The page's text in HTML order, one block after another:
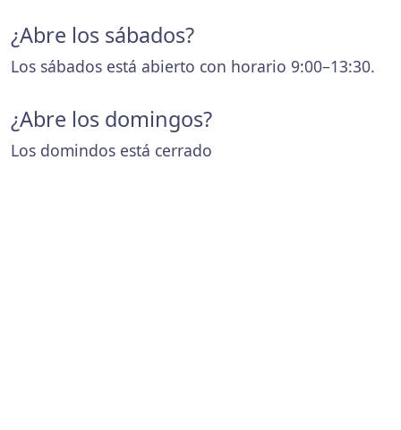
¿Abre los sábados?
Los sábados está abierto con horario 9:00–13:30.
¿Abre los domingos?
Los domindos está cerrado